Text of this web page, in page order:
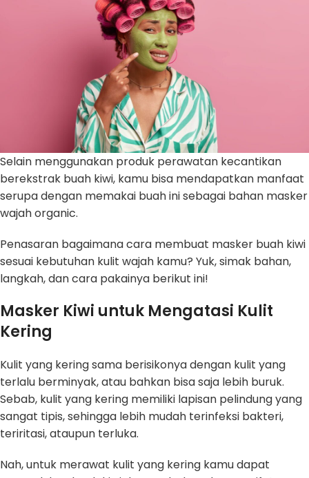
Selain menggunakan produk perawatan kecantikan
berekstrak buah kiwi, kamu bisa mendapatkan manfaat
serupa dengan memakai buah ini sebagai bahan masker
wajah organic.
Penasaran bagaimana cara membuat masker buah kiwi
sesuai kebutuhan kulit wajah kamu? Yuk, simak bahan,
langkah, dan cara pakainya berikut ini!
Masker Kiwi untuk Mengatasi Kulit
Kering
Kulit yang kering sama berisikonya dengan kulit yang
terlalu berminyak, atau bahkan bisa saja lebih buruk.
Sebab, kulit yang kering memiliki lapisan pelindung yang
sangat tipis, sehingga lebih mudah terinfeksi bakteri,
teriritasi, ataupun terluka.
Nah, untuk merawat kulit yang kering kamu dapat